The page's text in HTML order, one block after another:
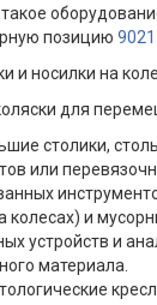
позицию 9021
и носилки на
для
столики,
или
колесах) и
устройств и
материала.